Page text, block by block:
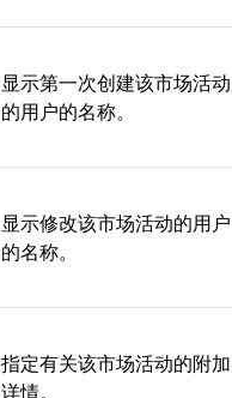
显示第一次创建该市场活动
的用户的名称。
显示修改该市场活动的用户
的名称。
指定有关该市场活动的附加
详情。